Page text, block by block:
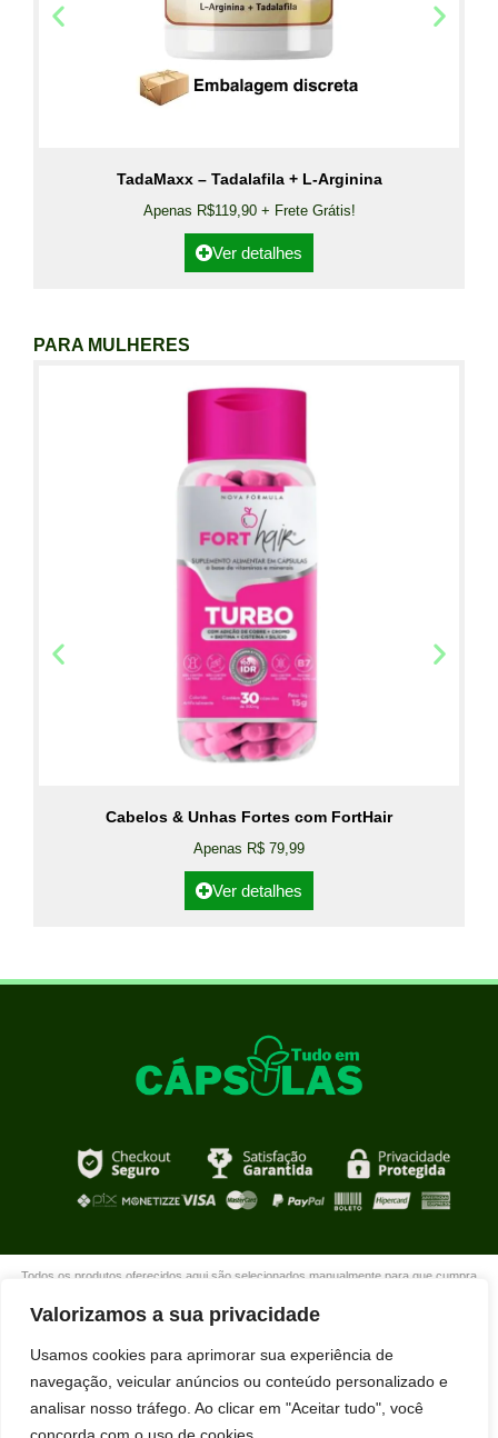
Valorizamos a sua privacidade
Usamos cookies para aprimorar sua experiência de
navegação, veicular anúncios ou conteúdo personalizado e
analisar nosso tráfego. Ao clicar em "Aceitar tudo", você
TadaMaxx – Tadalafila + L-Arginina
Apenas R$119,90 + Frete Grátis!
Ver detalhes
PARA MULHERES
Cabelos & Unhas Fortes com FortHair
Apenas R$ 79,99
Ver detalhes
Todos os produtos oferecidos aqui são selecionados manualmente para que cumpra
extraordinários para você que está realmente comprometido com sua mudança. Boas